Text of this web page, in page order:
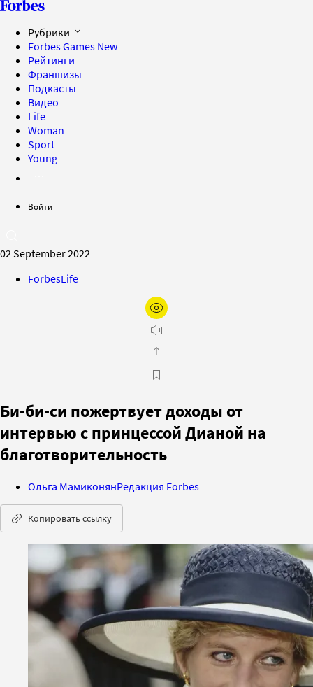
Рубрики
Forbes Games New
Рейтинги
Франшизы
Подкасты
Видео
Life
Woman
Sport
Young
Войти
02 September 2022
ForbesLife
Би-би-си пожертвует доходы от
интервью с принцессой Дианой на
благотворительность
Ольга МамиконянРедакция Forbes
Копировать ссылку